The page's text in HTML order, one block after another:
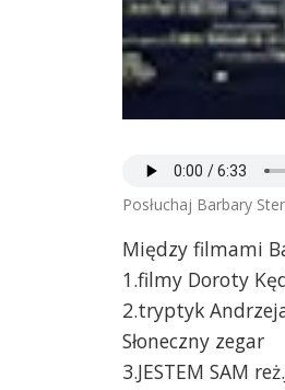
Posłuchaj Barbary
Między filmami
1.filmy Doroty
2.tryptyk
Słoneczny zegar
3.JESTEM SAM